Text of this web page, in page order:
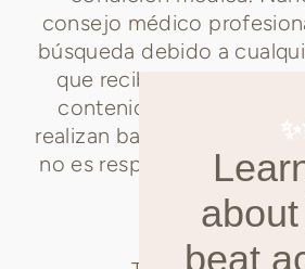
consejo médico
búsqueda debido a
que reciba de nosotros.
contenido no creado por
realizan bajo su propio
no es responsable de las
beat